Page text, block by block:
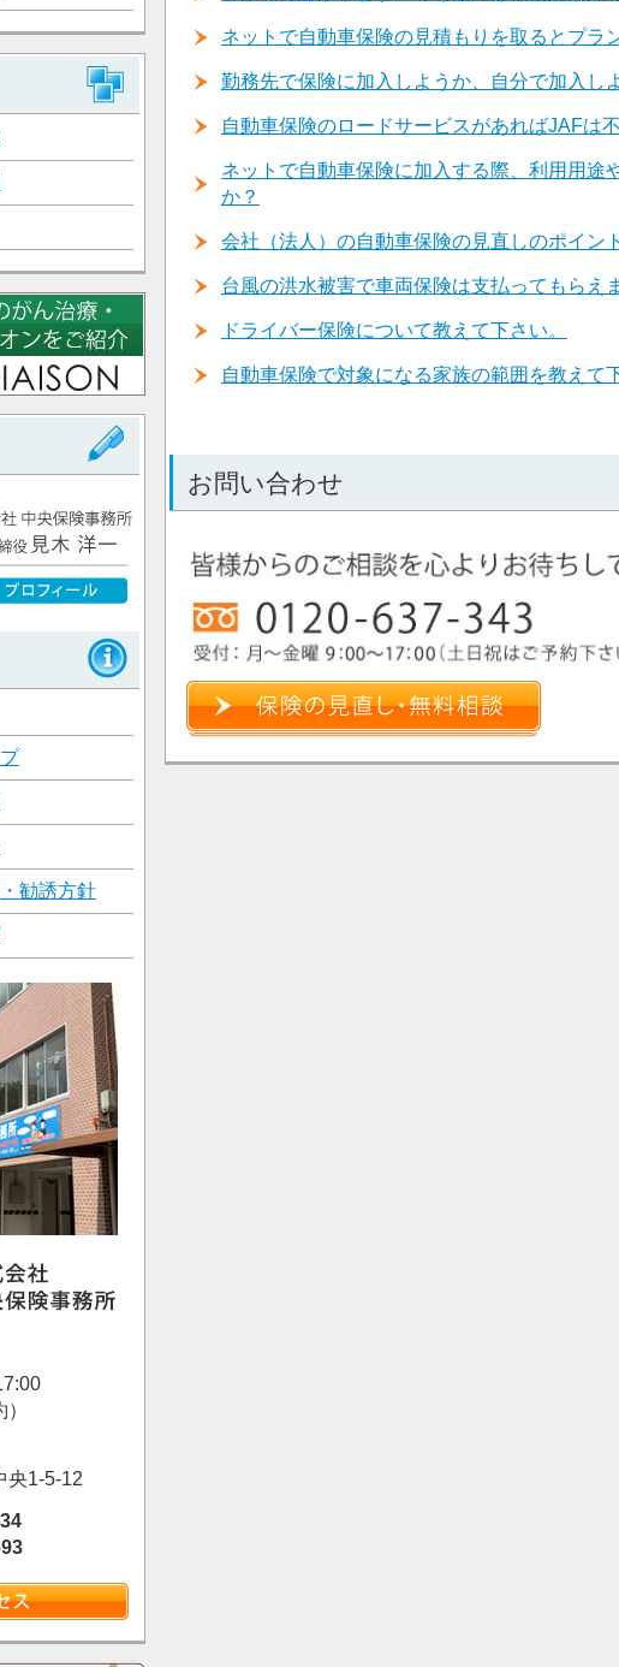
ネットで自動車保険の見積もりを取るとプラ
勤務先で保険に加入しようか、自分で加入し
自動車保険のロードサービスがあればJAFは
ネットで自動車保険に加入する際、利用用途
か？
会社（法人）の自動車保険の見直しのポイン
台風の洪水被害で車両保険は支払ってもらえ
ドライバー保険について教えて下さい。
自動車保険で対象になる家族の範囲を教えて
お問い合わせ
勧誘方針
央1-5-12